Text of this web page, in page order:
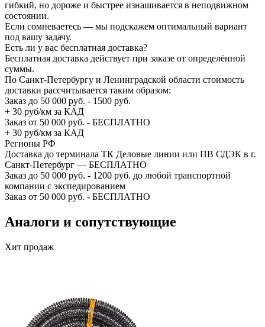
гибкий, но дороже и быстрее изнашивается в неподвижном
состоянии.
Если сомневаетесь — мы подскажем оптимальный вариант
под вашу задачу.
Есть ли у вас бесплатная доставка?
Бесплатная доставка действует при заказе от определённой
суммы.
По Санкт-Петербургу и Ленинградской области стоимость
доставки рассчитывается таким образом:
Заказ до 50 000 руб. - 1500 руб.
+ 30 руб/км за КАД
Заказ от 50 000 руб. - БЕСПЛАТНО
+ 30 руб/км за КАД
Регионы РФ
Доставка до терминала ТК Деловые линии или ПВ СДЭК в г.
Санкт-Петербург — БЕСПЛАТНО
Заказ до 50 000 руб. - 1200 руб. до любой транспортной
компании с экспедированием
Заказ от 50 000 руб. - БЕСПЛАТНО
Аналоги и сопутствующие
Хит продаж